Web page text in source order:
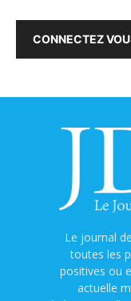
CONNECTEZ
Le journal
toutes les
positives ou
actuelle